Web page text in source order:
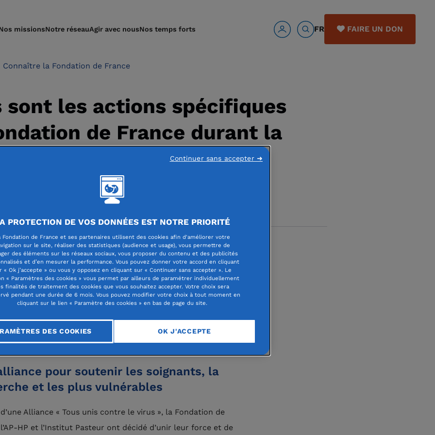
missionsNotre réseauAgir avec nousNos temps forts FR FAIRE UN DON
Connaître la Fondation de France
sont les actions spécifiques
de France durant la
Covid-19 ?
d’aide de la Fondation de
contre la Covid-19
pandémie du Coronavirus, la Fondation de France s’est
aux chercheurs et aux associations de proximité en lien direct
personnes les plus fragiles.
pour soutenir les soignants, la
et les plus vulnérables
Alliance « Tous unis contre le virus », la Fondation de
HP et l’Institut Pasteur ont décidé d’unir leur force et de
PROTECTION DE VOS DONNÉES EST NOTRE PRIORITÉ
Fondation de France et ses partenaires utilisent des cookies afin d'améliorer votre
sur le site, réaliser des statistiques (audience et usage), vous permettre de
des éléments sur les réseaux sociaux, vous proposer du contenu et des publicités
et d’en mesurer la performance. Vous pouvez donner votre accord en cliquant
« Ok j’accepte » ou vous y opposez en cliquant sur « Continuer sans accepter ». Le
« Paramètres des cookies » vous permet par ailleurs de paramétrer individuellement
finalités de traitement des cookies que vous souhaitez accepter. Votre choix sera
pendant une durée de 6 mois. Vous pouvez modifier votre choix à tout moment en
cliquant sur le lien « Paramètre des cookies » en bas de page du site.
DES COOKIES OK J'ACCEPTE
Continuer sans accepter ➜